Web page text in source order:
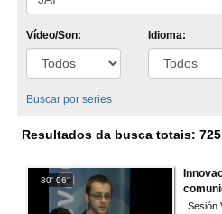
Vídeo/Son: Idioma:
Buscar por series
Resultados da busca totais: 725
80' 06''
NET
Sesión